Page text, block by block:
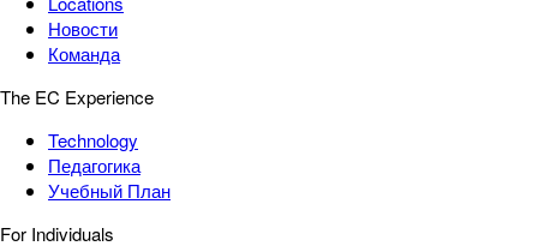
Новости
Команда
The EC Experience
Technology
Педагогика
Учебный План
For Individuals